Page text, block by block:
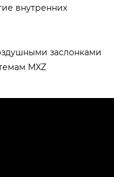
внутренних
заслонками
MXZ